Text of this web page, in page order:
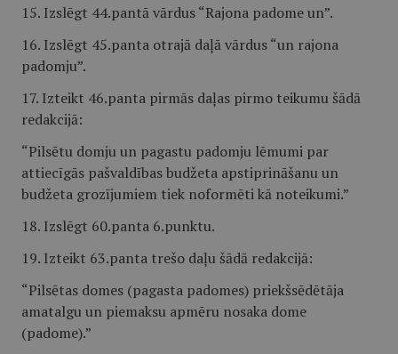
15. Izslēgt 44.pantā vārdus “Rajona padome un”.
16. Izslēgt 45.panta otrajā daļā vārdus “un rajona
padomju”.
17. Izteikt 46.panta pirmās daļas pirmo teikumu šādā
redakcijā:
“Pilsētu domju un pagastu padomju lēmumi par
attiecīgās pašvaldības budžeta apstiprināšanu un
budžeta grozījumiem tiek noformēti kā noteikumi.”
18. Izslēgt 60.panta 6.punktu.
19. Izteikt 63.panta trešo daļu šādā redakcijā:
“Pilsētas domes (pagasta padomes) priekšsēdētāja
amatalgu un piemaksu apmēru nosaka dome
(padome).”